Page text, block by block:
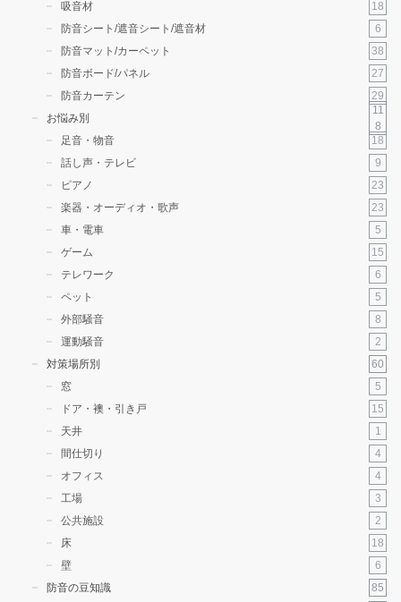
吸音材
18
防音シート/遮音シート/遮音材
6
防音マット/カーペット
38
防音ボード/パネル
27
防音カーテン
29
お悩み別
11
8
足音・物音
18
話し声・テレビ
9
ピアノ
23
楽器・オーディオ・歌声
23
車・電車
5
ゲーム
15
テレワーク
6
ペット
5
外部騒音
8
運動騒音
2
対策場所別
60
窓
5
ドア・襖・引き戸
15
天井
1
間仕切り
4
オフィス
4
工場
3
公共施設
2
床
18
壁
6
防音の豆知識
85